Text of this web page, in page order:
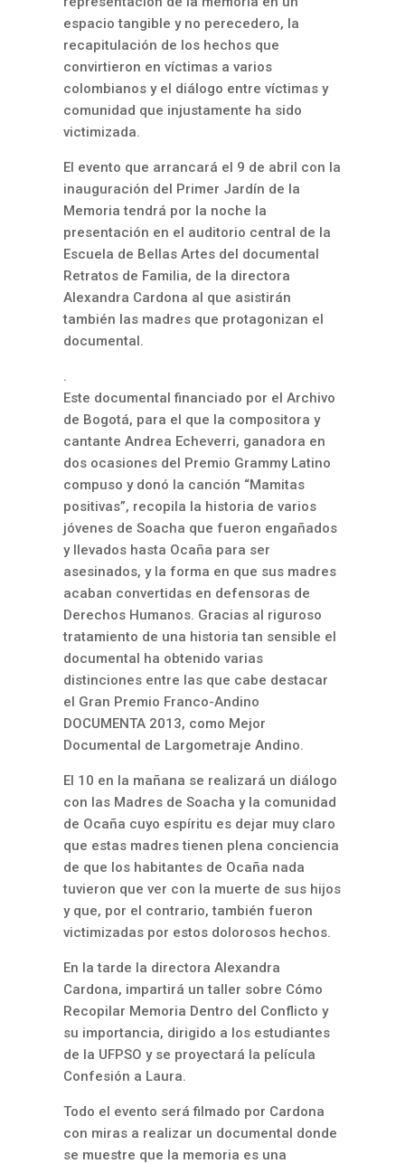
espacio tangible y no perecedero, la
recapitulación de los hechos que
convirtieron en víctimas a varios
colombianos y el diálogo entre víctimas y
comunidad que injustamente ha sido
victimizada.
El evento que arrancará el 9 de abril con la
inauguración del Primer Jardín de la
Memoria tendrá por la noche la
presentación en el auditorio central de la
Escuela de Bellas Artes del documental
Retratos de Familia, de la directora
Alexandra Cardona al que asistirán
también las madres que protagonizan el
documental.
.
Este documental financiado por el Archivo
de Bogotá, para el que la compositora y
cantante Andrea Echeverri, ganadora en
dos ocasiones del Premio Grammy Latino
compuso y donó la canción “Mamitas
positivas”, recopila la historia de varios
jóvenes de Soacha que fueron engañados
y llevados hasta Ocaña para ser
asesinados, y la forma en que sus madres
acaban convertidas en defensoras de
Derechos Humanos. Gracias al riguroso
tratamiento de una historia tan sensible el
documental ha obtenido varias
distinciones entre las que cabe destacar
el Gran Premio Franco-Andino
DOCUMENTA 2013, como Mejor
Documental de Largometraje Andino.
El 10 en la mañana se realizará un diálogo
con las Madres de Soacha y la comunidad
de Ocaña cuyo espíritu es dejar muy claro
que estas madres tienen plena conciencia
de que los habitantes de Ocaña nada
tuvieron que ver con la muerte de sus hijos
y que, por el contrario, también fueron
victimizadas por estos dolorosos hechos.
En la tarde la directora Alexandra
Cardona, impartirá un taller sobre Cómo
Recopilar Memoria Dentro del Conflicto y
su importancia, dirigido a los estudiantes
de la UFPSO y se proyectará la película
Confesión a Laura.
Todo el evento será filmado por Cardona
con miras a realizar un documental donde
se muestre que la memoria es una